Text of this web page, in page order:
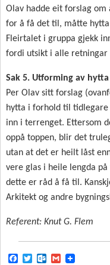
Olav hadde eit forslag om
for å få det til, måtte hytta
Fleirtalet i gruppa gjekk
fordi utsikt i alle retningar
Sak 5. Utforming av hytta
Per Olav sitt forslag
hytta i forhold til tidlegare
inn i terrenget. Ettersom
oppå toppen, blir det
utan at det er heilt låst
vere glas i heile lengda
dette er råd å få til.
Arkitekt og andre
Referent: Knut G. Flem
F
T
O
G